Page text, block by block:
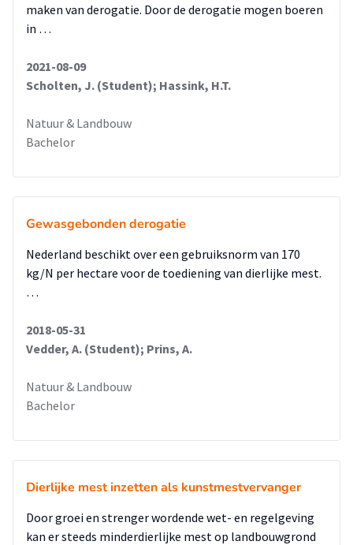
maken van derogatie. Door de derogatie mogen boeren
in …
2021-08-09
Scholten, J. (Student); Hassink, H.T.
Natuur & Landbouw
Bachelor
Gewasgebonden derogatie
Nederland beschikt over een gebruiksnorm van 170
kg/N per hectare voor de toediening van dierlijke mest.
…
2018-05-31
Vedder, A. (Student); Prins, A.
Natuur & Landbouw
Bachelor
Dierlijke mest inzetten als kunstmestvervanger
Door groei en strenger wordende wet- en regelgeving
kan er steeds minderdierlijke mest op landbouwgrond